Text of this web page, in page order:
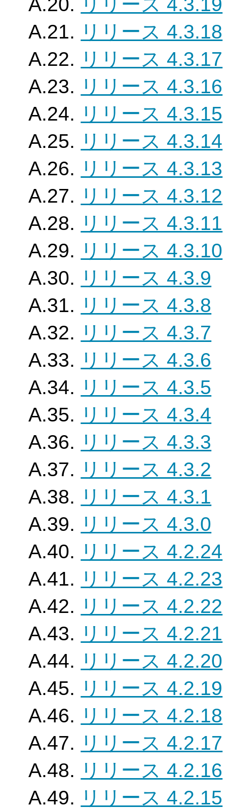
A.21. リリース 4.3.18
A.22. リリース 4.3.17
A.23. リリース 4.3.16
A.24. リリース 4.3.15
A.25. リリース 4.3.14
A.26. リリース 4.3.13
A.27. リリース 4.3.12
A.28. リリース 4.3.11
A.29. リリース 4.3.10
A.30. リリース 4.3.9
A.31. リリース 4.3.8
A.32. リリース 4.3.7
A.33. リリース 4.3.6
A.34. リリース 4.3.5
A.35. リリース 4.3.4
A.36. リリース 4.3.3
A.37. リリース 4.3.2
A.38. リリース 4.3.1
A.39. リリース 4.3.0
A.40. リリース 4.2.24
A.41. リリース 4.2.23
A.42. リリース 4.2.22
A.43. リリース 4.2.21
A.44. リリース 4.2.20
A.45. リリース 4.2.19
A.46. リリース 4.2.18
A.47. リリース 4.2.17
A.48. リリース 4.2.16
A.49. リリース 4.2.15